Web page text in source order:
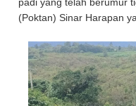
padi yang telah berumur
(Poktan) Sinar Harapan